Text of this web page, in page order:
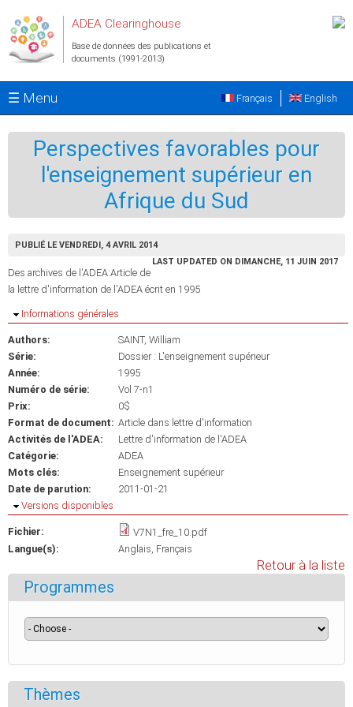
ADEA Clearinghouse
Base de données des publications et
documents (1991-2013)
☰ Menu English
Français
Perspectives favorables pour
l'enseignement supérieur en
Afrique du Sud
PUBLIÉ LE VENDREDI, 4 AVRIL 2014
LAST UPDATED ON DIMANCHE, 11 JUIN 2017
Des archives de l'ADEA:Article de
la lettre d'information de l'ADEA écrit en 1995
Masquer
Informations générales
Authors:
SAINT, William
Série:
Dossier : L'enseignement supérieur
Année:
1995
Numéro de série:
Vol 7-n1
Prix:
0$
Format de document: Article dans lettre d'information
Activités de l'ADEA:
Lettre d'information de l'ADEA
Catégorie:
ADEA
Mots clés:
Enseignement supérieur
Date de parution:
2011-01-21
Masquer
Versions disponibles
Fichier:
V7N1_fre_10.pdf
Langue(s):
Anglais Français
Retour à la liste
Programmes
Thèmes